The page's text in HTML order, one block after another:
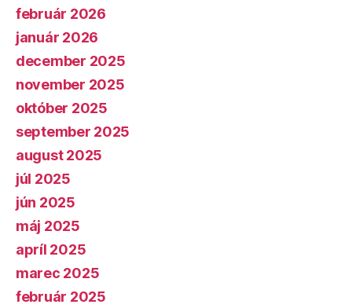
február 2026
január 2026
december 2025
november 2025
október 2025
september 2025
august 2025
júl 2025
jún 2025
máj 2025
apríl 2025
marec 2025
február 2025